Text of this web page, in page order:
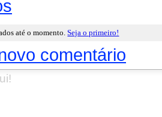
até o momento.Seja o primeiro!
comentário